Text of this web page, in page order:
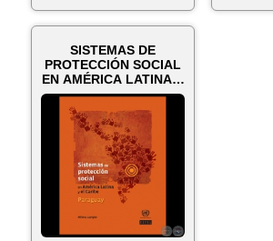
SISTEMAS DE
PROTECCIÓN SOCIAL
EN AMÉRICA LATINA Y
EL CARIBE: PARA...